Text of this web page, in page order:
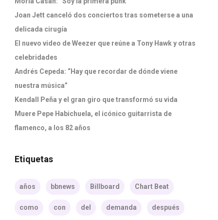
Joan Jett canceló dos conciertos tras someterse a una
delicada cirugía
El nuevo video de Weezer que reúne a Tony Hawk y otras
celebridades
Andrés Cepeda: “Hay que recordar de dónde viene
nuestra música”
Kendall Peña y el gran giro que transformó su vida
Muere Pepe Habichuela, el icónico guitarrista de
flamenco, a los 82 años
Etiquetas
años bbnews Billboard Chart Beat
como con del demanda después